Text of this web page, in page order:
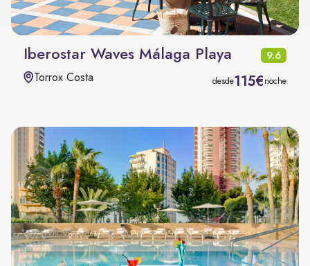
Iberostar Waves Málaga Playa 9.6
Torrox Costa desde115€noche